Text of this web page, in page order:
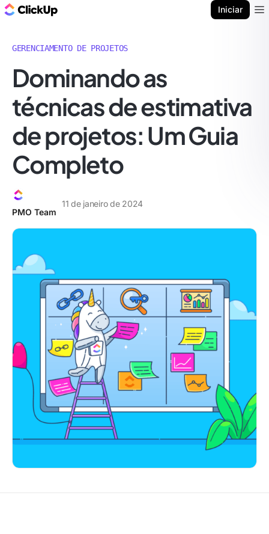
Iniciar
GERENCIAMENTO DE PROJETOS
Dominando as
técnicas de estimativa
de projetos: Um Guia
Completo
PMO Team
11 de janeiro de 2024